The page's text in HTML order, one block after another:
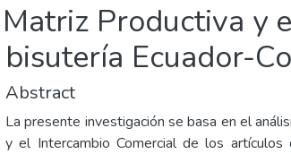
Productiva y
Ecuador-
Abstract
La presente investigación se basa en el
y el Intercambio Comercial de los